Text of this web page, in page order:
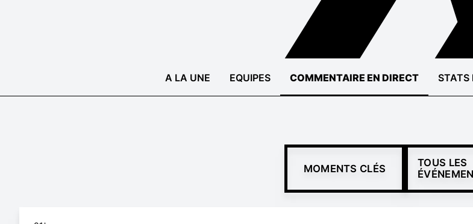
A LA UNE EQUIPES COMMENTAIRE EN DIRECT STATS
MOMENTS CLÉS
TOUS LES